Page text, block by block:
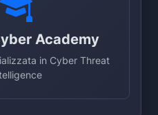
Academy
in Cyber Threat